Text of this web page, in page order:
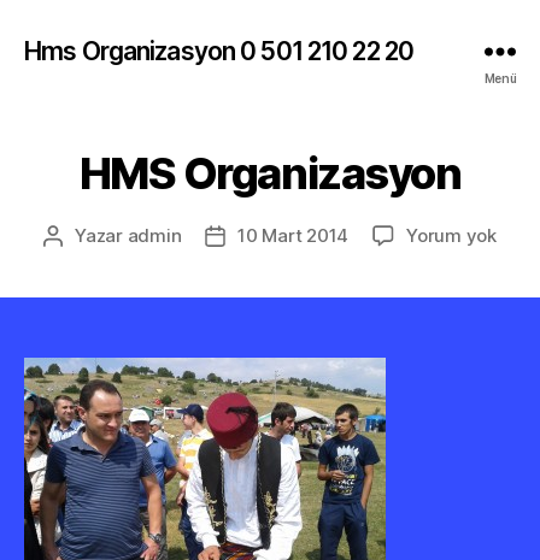
Hms Organizasyon 0 501 210 22 20
Menü
HMS Organizasyon
Yazının
Yazar admin
Yazı10 Mart 2014 Yorum yokHMS